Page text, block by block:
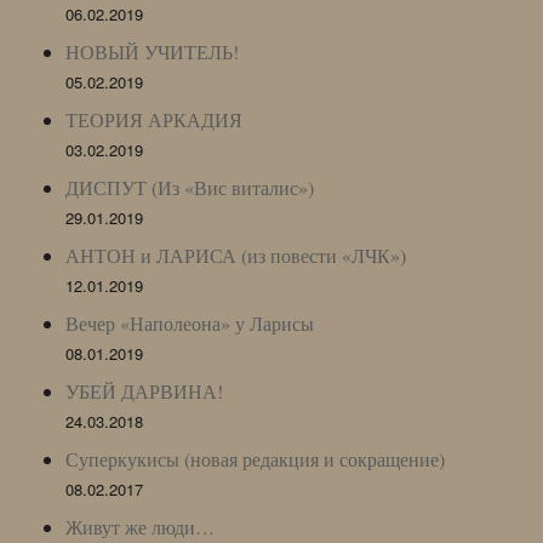
06.02.2019
НОВЫЙ УЧИТЕЛЬ!
05.02.2019
ТЕОРИЯ АРКАДИЯ
03.02.2019
ДИСПУТ (Из «Вис виталис»)
29.01.2019
АНТОН и ЛАРИСА (из повести «ЛЧК»)
12.01.2019
Вечер «Наполеона» у Ларисы
08.01.2019
УБЕЙ ДАРВИНА!
24.03.2018
Суперкукисы (новая редакция и сокращение)
08.02.2017
Живут же люди…